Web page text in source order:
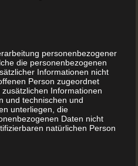
personenbezogener
die personenbezogenen
Informationen nicht
Person zugeordnet
Informationen
und technischen und
unterliegen, die
Daten nicht
natürlichen Person